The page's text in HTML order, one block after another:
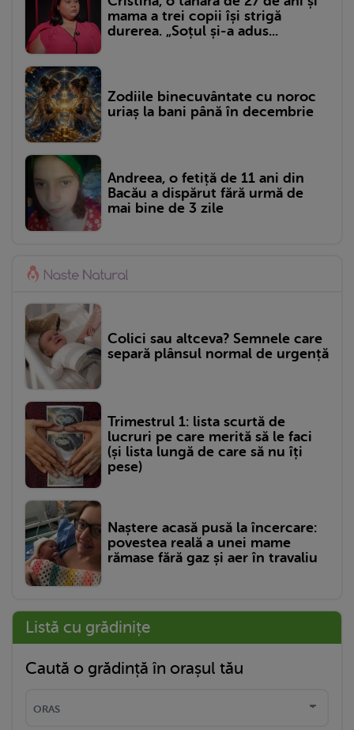
mama a trei copii își strigă
durerea. „Soțul și-a adus...
Zodiile binecuvântate cu noroc
uriaș la bani până în decembrie
Andreea, o fetiță de 11 ani din
Bacău a dispărut fără urmă de
mai bine de 3 zile
Colici sau altceva? Semnele care
separă plânsul normal de urgență
Trimestrul 1: lista scurtă de
lucruri pe care merită să le faci
(și lista lungă de care să nu îți
pese)
Naștere acasă pusă la încercare:
povestea reală a unei mame
rămase fără gaz și aer în travaliu
Listă cu grădinițe
Caută o grădință în orașul tău